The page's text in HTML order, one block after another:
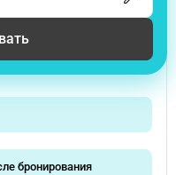
бронирования